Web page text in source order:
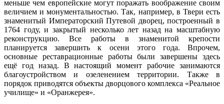
меньше чем европейские могут поражать воображение своим
величием и монументальностью. Так, например, в Твери есть
знаменитый Императорский Путевой дворец, построенный в
1764 году, и закрытый несколько лет назад на масштабную
реконструкцию. Все работы в знаменитой крепости
планируется завершить к осени этого года. Впрочем,
основные реставрационные работы были завершены здесь
ещё год назад. В настоящий момент рабочие занимаются
благоустройством и озеленением территории. Также в
порядок приводятся объекты дворцового комплекса «Реальное
училище» и «Оранжерея».